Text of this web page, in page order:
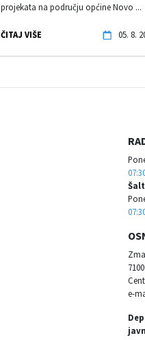
projekata na području općine Novo ...
ČITAJ VIŠE 05. 8.
e-